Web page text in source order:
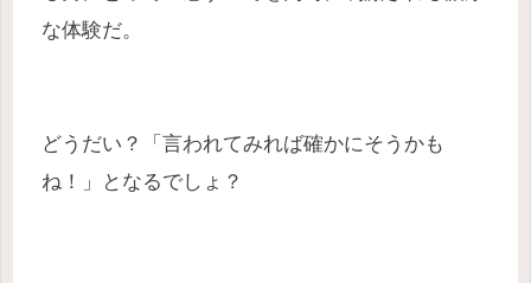
な体験だ。
どうだい？「言われてみれば確かにそうかも
ね！」となるでしょ？